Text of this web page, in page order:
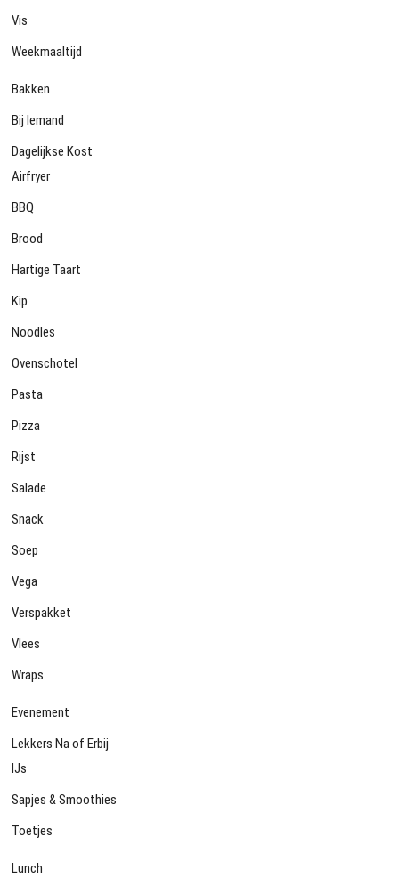
Vis
Weekmaaltijd
Bakken
Bij Iemand
Dagelijkse Kost
Airfryer
BBQ
Brood
Hartige Taart
Kip
Noodles
Ovenschotel
Pasta
Pizza
Rijst
Salade
Snack
Soep
Vega
Verspakket
Vlees
Wraps
Evenement
Lekkers Na of Erbij
IJs
Sapjes & Smoothies
Toetjes
Lunch